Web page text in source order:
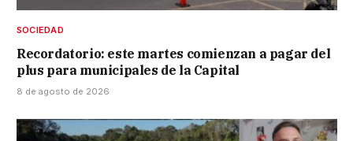
SOCIEDAD
Recordatorio: este martes comienzan a pagar del
plus para municipales de la Capital
8 de agosto de 2026